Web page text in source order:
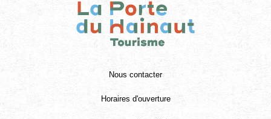
Nous contacter
Horaires d'ouverture